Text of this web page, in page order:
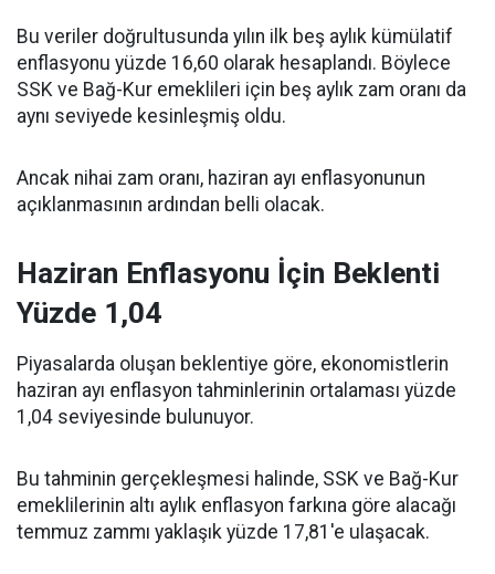
Bu veriler doğrultusunda yılın ilk beş aylık kümülatif
enflasyonu yüzde 16,60 olarak hesaplandı. Böylece
SSK ve Bağ-Kur emeklileri için beş aylık zam oranı da
aynı seviyede kesinleşmiş oldu.
Ancak nihai zam oranı, haziran ayı enflasyonunun
açıklanmasının ardından belli olacak.
Haziran Enflasyonu İçin Beklenti
Yüzde 1,04
Piyasalarda oluşan beklentiye göre, ekonomistlerin
haziran ayı enflasyon tahminlerinin ortalaması yüzde
1,04 seviyesinde bulunuyor.
Bu tahminin gerçekleşmesi halinde, SSK ve Bağ-Kur
emeklilerinin altı aylık enflasyon farkına göre alacağı
temmuz zammı yaklaşık yüzde 17,81'e ulaşacak.